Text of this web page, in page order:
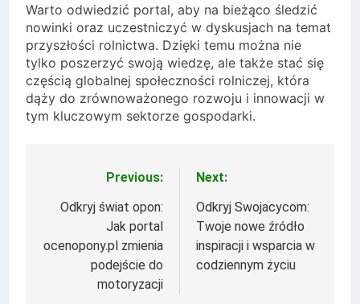
Warto odwiedzić portal, aby na bieżąco śledzić
nowinki oraz uczestniczyć w dyskusjach na temat
przyszłości rolnictwa. Dzięki temu można nie
tylko poszerzyć swoją wiedzę, ale także stać się
częścią globalnej społeczności rolniczej, która
dąży do zrównoważonego rozwoju i innowacji w
tym kluczowym sektorze gospodarki.
Nawigacja
wpisu
Previous:
Odkryj świat opon:
Jak portal
ocenopony.pl zmienia
podejście do
motoryzacji
Next:
Odkryj Swojacycom:
Twoje nowe źródło
inspiracji i wsparcia w
codziennym życiu